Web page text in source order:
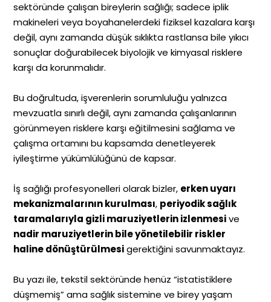
sektöründe çalışan bireylerin sağlığı; sadece iplik
makineleri veya boyahanelerdeki fiziksel kazalara karşı
değil, aynı zamanda düşük sıklıkta rastlansa bile yıkıcı
sonuçlar doğurabilecek biyolojik ve kimyasal risklere
karşı da korunmalıdır.
Bu doğrultuda, işverenlerin sorumluluğu yalnızca
mevzuatla sınırlı değil, aynı zamanda çalışanlarının
görünmeyen risklere karşı eğitilmesini sağlama ve
çalışma ortamını bu kapsamda denetleyerek
iyileştirme yükümlülüğünü de kapsar.
İş sağlığı profesyonelleri olarak bizler, erken uyarı
mekanizmalarının kurulması, periyodik sağlık
taramalarıyla gizli maruziyetlerin izlenmesive
nadir maruziyetlerin bile yönetilebilir riskler
haline dönüştürülmesigerektiğini savunmaktayız.
Bu yazı ile, tekstil sektöründe henüz “istatistiklere
düşmemiş” ama sağlık sistemine ve birey yaşam